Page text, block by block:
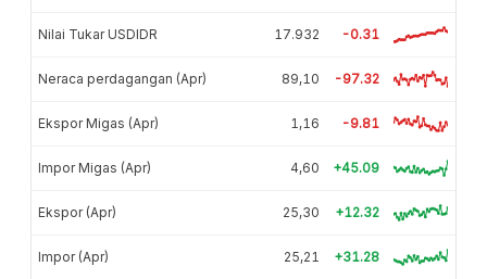
Nilai Tukar USDIDR 17.932 -0.31
Neraca perdagangan (Apr) 89,10 -97.32
Ekspor Migas (Apr) 1,16 -9.81
Impor Migas (Apr) 4,60 +45.09
Ekspor (Apr) 25,30 +12.32
Impor (Apr) 25,21 +31.28